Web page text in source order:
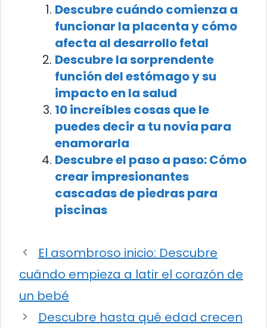
Descubre cuándo comienza a
funcionar la placenta y cómo
afecta al desarrollo fetal
Descubre la sorprendente
función del estómago y su
impacto en la salud
10 increíbles cosas que le
puedes decir a tu novia para
enamorarla
Descubre el paso a paso: Cómo
crear impresionantes
cascadas de piedras para
piscinas
El asombroso inicio: Descubre
cuándo empieza a latir el corazón de
un bebé
Descubre hasta qué edad crecen